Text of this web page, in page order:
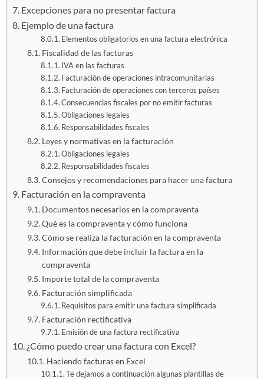
Excepciones para no presentar factura
Ejemplo de una factura
Elementos obligatorios en una factura electrónica
Fiscalidad de las facturas
IVA en las facturas
Facturación de operaciones intracomunitarias
Facturación de operaciones con terceros países
Consecuencias fiscales por no emitir facturas
Obligaciones legales
Responsabilidades fiscales
Leyes y normativas en la facturación
Obligaciones legales
Responsabilidades fiscales
Consejos y recomendaciones para hacer una factura
Facturación en la compraventa
Documentos necesarios en la compraventa
Qué es la compraventa y cómo funciona
Cómo se realiza la facturación en la compraventa
Información que debe incluir la factura en la
compraventa
Importe total de la compraventa
Facturación simplificada
Requisitos para emitir una factura simplificada
Facturación rectificativa
Emisión de una factura rectificativa
¿Cómo puedo crear una factura con Excel?
Haciendo facturas en Excel
Te dejamos a continuación algunas plantillas de